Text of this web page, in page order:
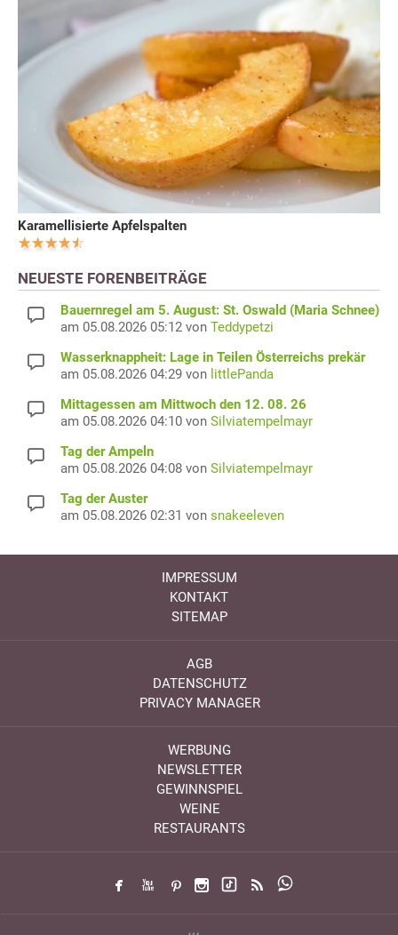
Karamellisierte Apfelspalten
NEUESTE FORENBEITRÄGE
Bauernregel am 5. August: St. Oswald (Maria Schnee)
am 05.08.2026 05:12 von Teddypetzi
Wasserknappheit: Lage in Teilen Österreichs prekär
am 05.08.2026 04:29 von littlePanda
Mittagessen am Mittwoch den 12. 08. 26
am 05.08.2026 04:10 von Silviatempelmayr
Tag der Ampeln
am 05.08.2026 04:08 von Silviatempelmayr
Tag der Auster
am 05.08.2026 02:31 von snakeeleven
IMPRESSUM
KONTAKT
SITEMAP
AGB
DATENSCHUTZ
PRIVACY MANAGER
WERBUNG
NEWSLETTER
GEWINNSPIEL
WEINE
RESTAURANTS